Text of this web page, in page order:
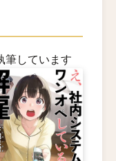
筆しています